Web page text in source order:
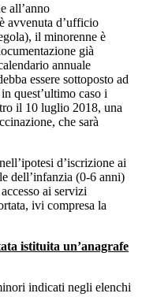
all’anno
avvenuta d’ufficio
il minorenne è
già
annuale
essere sottoposto ad
quest’ultimo caso i
il 10 luglio 2018, una
che sarà
d’iscrizione ai
dell’infanzia (0-6 anni)
ai servizi
ivi compresa la
istituita un’anagrafe
indicati negli elenchi